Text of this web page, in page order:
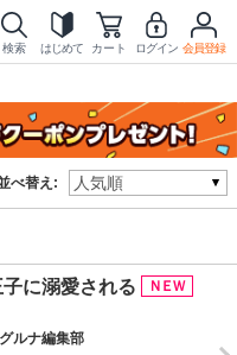
検索 はじめて カート ログイン 会員登録
べ替え:
に溺愛される
グルナ編集部